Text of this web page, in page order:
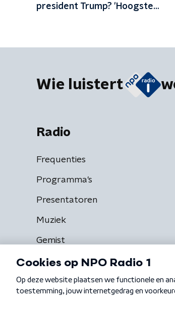
president Trump? 'Hoogste
Wie luistert
Radio
Frequenties
Programma's
Presentatoren
Muziek
Gemist
Algemene voorwaarden Privacybeleid